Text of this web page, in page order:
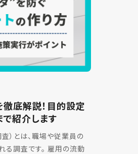
底解説！目的設定
紹介します
）とは、職場や従業員の
る調査です。 雇用の流動